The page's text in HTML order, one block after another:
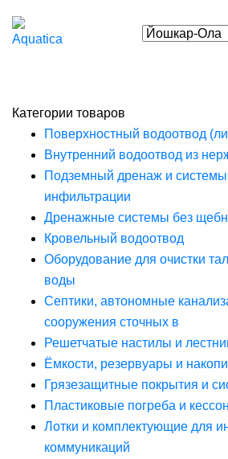
Категории товаров
Поверхностный водоотвод
Внутренний водоотвод из
Подземный дренаж и системы
инфильтрации
Дренажные системы без
Кровельный водоотвод
Оборудование для очистки
воды
Септики, автономные
сооружения сточных в
Решетчатые настилы и
Ёмкости, резервуары и
Грязезащитные покрытия и
Пластиковые погреба и
Лотки и комплектующие для
коммуникаций